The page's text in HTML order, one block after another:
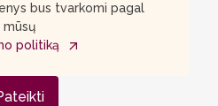
bus tvarkomi pagal
mūsų
politiką